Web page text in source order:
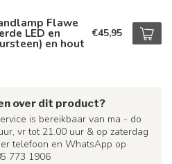
Flawe
LED en
en hout
€45,95
over dit product?
is bereikbaar van ma - do
vr tot 21.00 uur & op zaterdag
telefoon en WhatsApp op
773 1906